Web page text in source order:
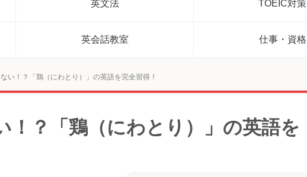
英文法 TOEIC対策
英会話教室 仕事・資格
い！？「鶏（にわとり）」の英語を完全習得！
！？「鶏（にわとり）」の英語を